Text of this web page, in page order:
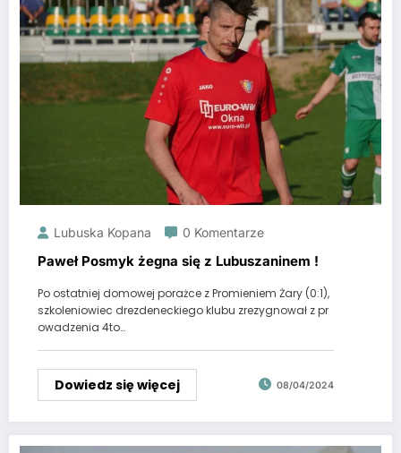
Lubuska Kopana 0 Komentarze
Paweł Posmyk żegna się z Lubuszaninem !
Po ostatniej domowej porażce z Promieniem Żary (0:1),
szkoleniowiec drezdeneckiego klubu zrezygnował z pr
owadzenia 4to…
Dowiedz się więcej 08/04/2024